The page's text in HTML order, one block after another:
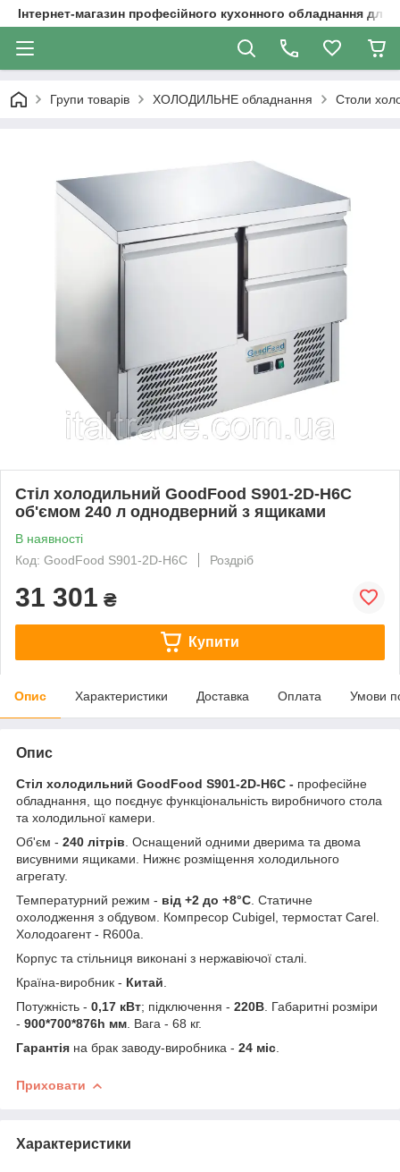
Інтернет-магазин професійного кухонного обладнання
Групи товарів ХОЛОДИЛЬНЕ обладнання Столи
Стіл холодильний GoodFood S901-2D-H6C
об'ємом 240 л однодверний з ящиками
В наявності
Код: GoodFood S901-2D-H6C
Роздріб
31 301 ₴
Купити
Опис Характеристики Доставка Оплата Умови
Опис
Стіл холодильний GoodFood S901-2D-H6C - професійне
обладнання, що поєднує функціональність виробничого стола
та холодильної камери.
Об'єм - 240 літрів . Оснащений одними дверима та двома
висувними ящиками. Нижнє розміщення холодильного
агрегату.
Температурний режим - від +2 до +8°С . Статичне
охолодження з обдувом. Компреcор Cubigel, термостат Carel.
Холодоагент - R600a.
Корпус та стільниця виконані з нержавіючої сталі.
Країна-виробник - Китай
Потужність - 0,17 кВт; підключення - 220В . Габаритні розміри
- 900*700*876h мм . Вага - 68 кг.
Гарантія на брак заводу-виробника - 24 міс
Приховати
Характеристики